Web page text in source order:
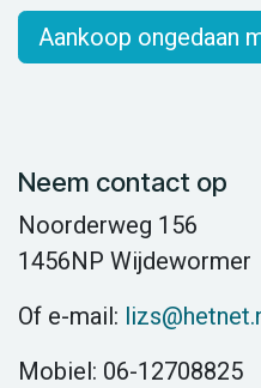
Aankoop ongedaan
Neem contact op
Noorderweg 156
1456NP Wijdewormer
Of e-mail:
Mobiel: 06-12708825